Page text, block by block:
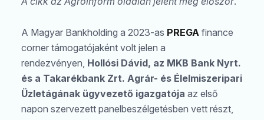
A Magyar Bankholding a 2023-as PREGA finance
corner támogatójaként volt jelen a
rendezvényen, Hollósi Dávid, az MKB Bank Nyrt.
és a Takarékbank Zrt. Agrár- és Élelmiszeripari
Üzletágának ügyvezető igazgatója az első
napon szervezett panelbeszélgetésben vett részt,